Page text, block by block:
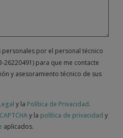
por el personal técnico
26220491) para que me contacte
y asesoramiento técnico de sus
y la Política de Privacidad.
y la política de privacidad y
aplicados.